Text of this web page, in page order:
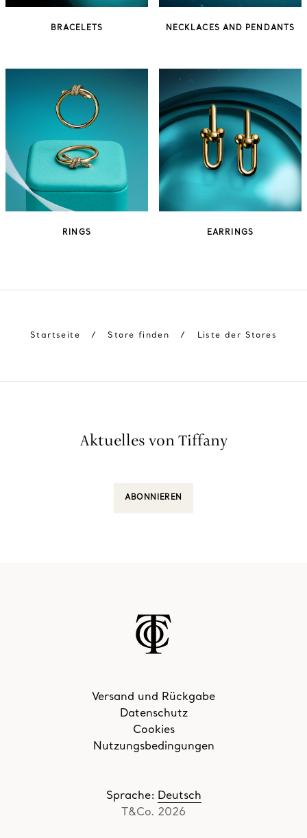
BRACELETS NECKLACES AND PENDANTS
RINGS EARRINGS
Startseite / Store finden / Liste der Stores
Aktuelles von Tiffany
ABONNIEREN
Versand und Rückgabe
Datenschutz
Cookies
Nutzungsbedingungen
Sprache: Deutsch
T&Co. 2026